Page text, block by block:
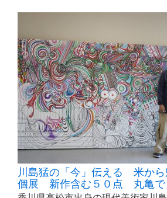
川島猛の「今」伝える 米から
個展 新作含む５０点 丸亀で